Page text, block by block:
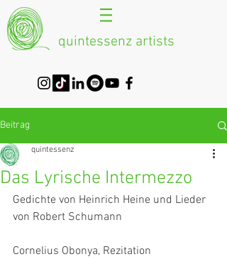
quintessenz artists
Beitrag
Das Lyrische Intermezzo
quintessenz
Gedichte von Heinrich Heine und Lieder
von Robert Schumann
Cornelius Obonya, Rezitation